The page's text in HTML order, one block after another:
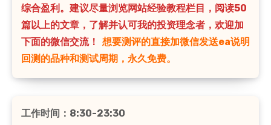
综合盈利。建议尽量浏览网站经验教程栏目，阅读50
篇以上的文章，了解并认可我的投资理念者，欢迎加
下面的微信交流！
想要测评的直接加微信发送ea说明
回测的品种和测试周期，永久免费。
工作时间：8:30-23:30